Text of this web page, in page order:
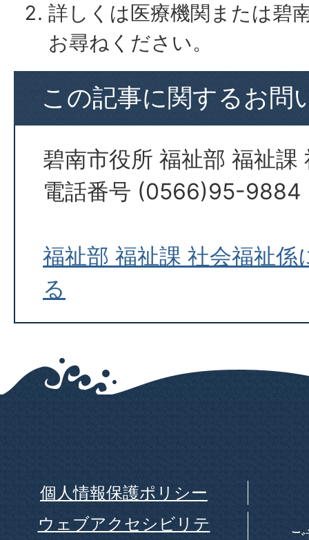
詳しくは医療機関または碧
お尋ねください。
この記事に関するお問
碧南市役所 福祉部 福祉課
電話番号 (0566)95-9884
福祉部 福祉課 社会福祉係
る
個人情報保護ポリシー
ウェブアクセシビリテ